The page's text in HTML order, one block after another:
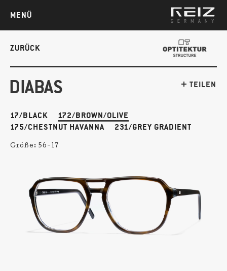
MENÜ
ZURÜCK
DIABAS TEILEN
17/BLACK
172/BROWN/OLIVE
175/CHESTNUT HAVANNA
231/GREY GRADIENT
Größe: 56-17